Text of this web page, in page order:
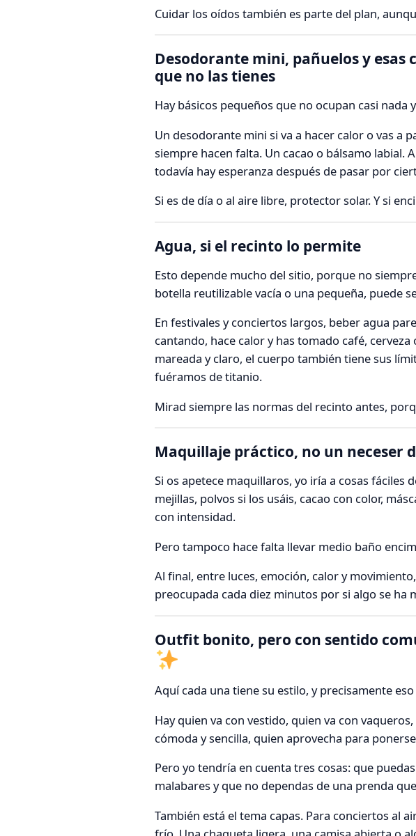
Cuidar los oídos también es parte del plan,
Desodorante mini, pañuelos y
que no las tienes
Hay básicos pequeños que no ocupan casi nada
Un desodorante mini si va a hacer calor o vas a
siempre hacen falta. Un cacao o bálsamo labial.
todavía hay esperanza después de pasar por
Si es de día o al aire libre, protector solar. Y si
Agua, si el recinto lo permite
Esto depende mucho del sitio, porque no
botella reutilizable vacía o una pequeña, puede
En festivales y conciertos largos, beber agua
cantando, hace calor y has tomado café,
mareada y claro, el cuerpo también tiene sus
fuéramos de titanio.
Mirad siempre las normas del recinto antes,
Maquillaje práctico, no un neceser
Si os apetece maquillaros, yo iría a cosas
mejillas, polvos si los usáis, cacao con color,
con intensidad.
Pero tampoco hace falta llevar medio baño
Al final, entre luces, emoción, calor y
preocupada cada diez minutos por si algo se
Outfit bonito, pero con sentido
Aquí cada una tiene su estilo, y precisamente
Hay quien va con vestido, quien va con
cómoda y sencilla, quien aprovecha para
Pero yo tendría en cuenta tres cosas: que
malabares y que no dependas de una prenda
También está el tema capas. Para conciertos al